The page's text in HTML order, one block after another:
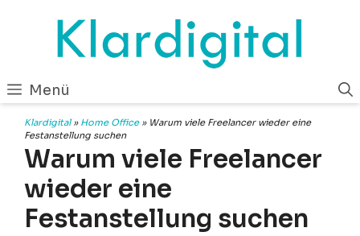
springen
Menü
Klardigital» Home Office» Warum viele Freelancer wieder eine
Festanstellung suchen
Warum viele Freelancer
wieder eine
Festanstellung suchen